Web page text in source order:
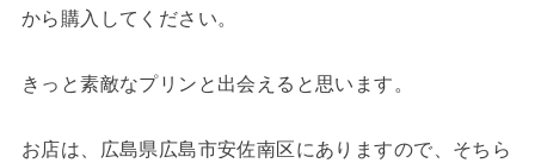
から購入してください。
きっと素敵なプリンと出会えると思います。
お店は、広島県広島市安佐南区にありますので、そちら